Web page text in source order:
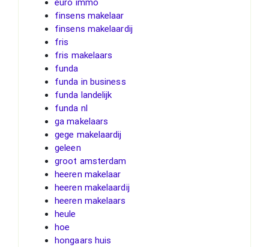
finsens makelaar
finsens makelaardij
fris
fris makelaars
funda
funda in business
funda landelijk
funda nl
ga makelaars
gege makelaardij
geleen
groot amsterdam
heeren makelaar
heeren makelaardij
heeren makelaars
heule
hoe
hongaars huis